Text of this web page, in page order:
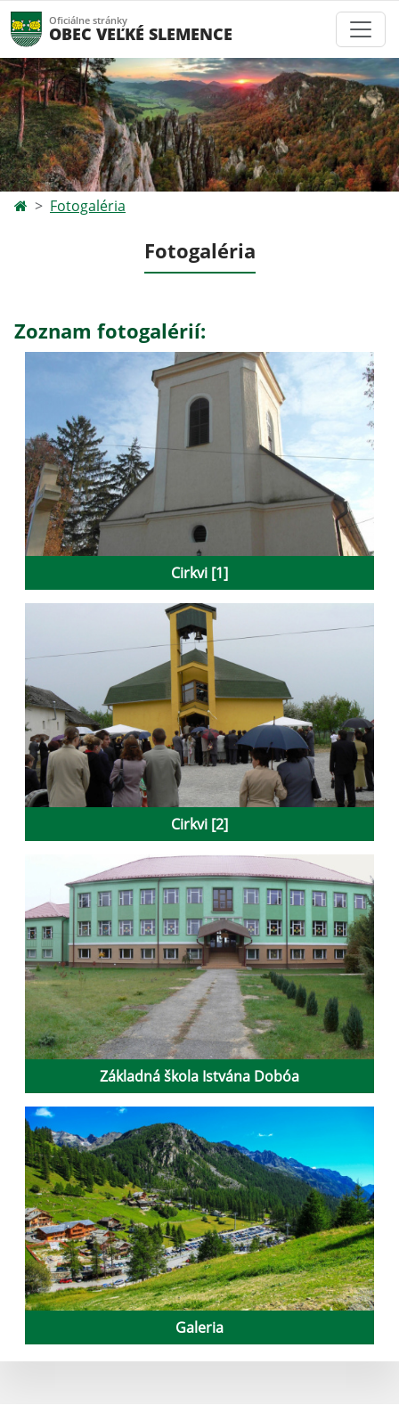
Oficiálne stránky
OBEC VEĽKÉ SLEMENCE
Fotogaléria
Fotogaléria
Zoznam fotogalérií:
Cirkvi [1]
Cirkvi [2]
Základná škola Istvána Dobóa
Galeria